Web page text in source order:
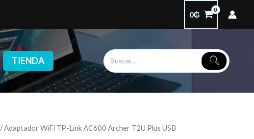
0₲
TIENDA
/ Adaptador WiFi TP-Link AC600 Archer T2U Plus USB